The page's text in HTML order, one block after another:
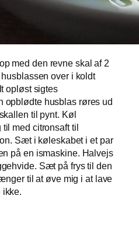
med den revne skal af 2
over i koldt
opløst sigtes
opblødte husblas røres ud
til pynt. Køl
med citronsaft til
Sæt i køleskabet i et par
på en ismaskine. Halvejs
Sæt på frys til den
til at øve mig i at lave